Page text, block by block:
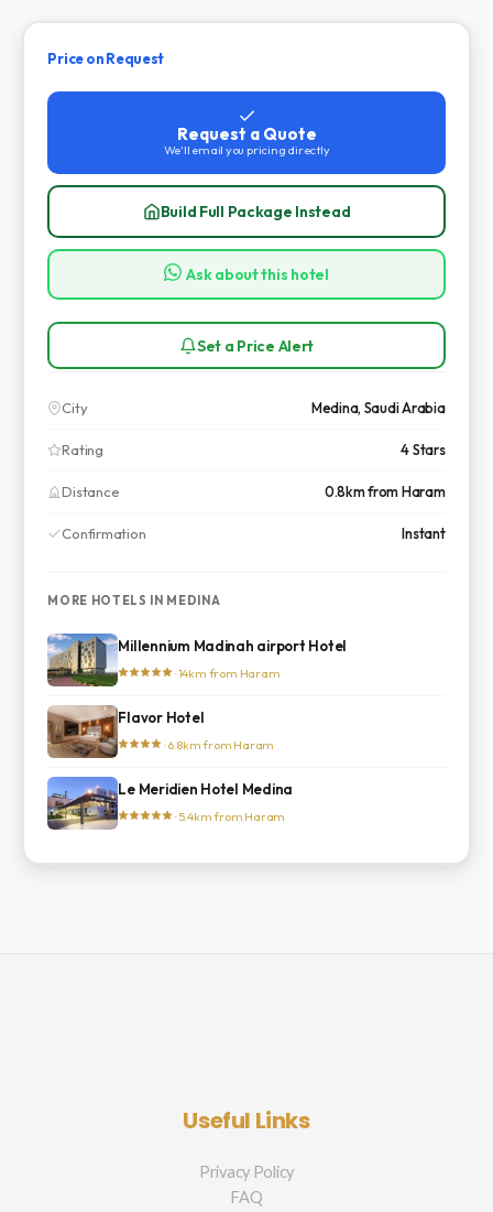
Price on Request
Request a Quote
We'll email you pricing directly
Build Full Package Instead
Ask about this hotel
Set a Price Alert
City Medina, Saudi Arabia
Rating 4 Stars
Distance 0.8km from Haram
Confirmation Instant
MORE HOTELS IN MEDINA
Millennium Madinah airport Hotel
· 14km from Haram
Flavor Hotel
· 6.8km from Haram
Le Meridien Hotel Medina
· 5.4km from Haram
Useful Links
Privacy Policy
FAQ